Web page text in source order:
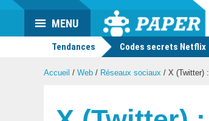
Actu
geek
MENU
Tendances Codes secrets Netflix
Accueil / Web / Réseaux sociaux / X (Twitter)